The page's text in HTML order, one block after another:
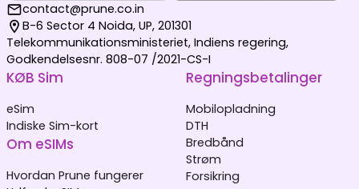
contact@prune.co.in
B-6 Sector 4 Noida, UP, 201301
Telekommunikationsministeriet, Indiens regering,
Godkendelsesnr. 808-07 /2021-CS-I
KØB Sim
eSim
Indiske Sim-kort
Om eSIMs
Hvordan Prune fungerer
Regningsbetalinger
Mobilopladning
DTH
Bredbånd
Strøm
Forsikring